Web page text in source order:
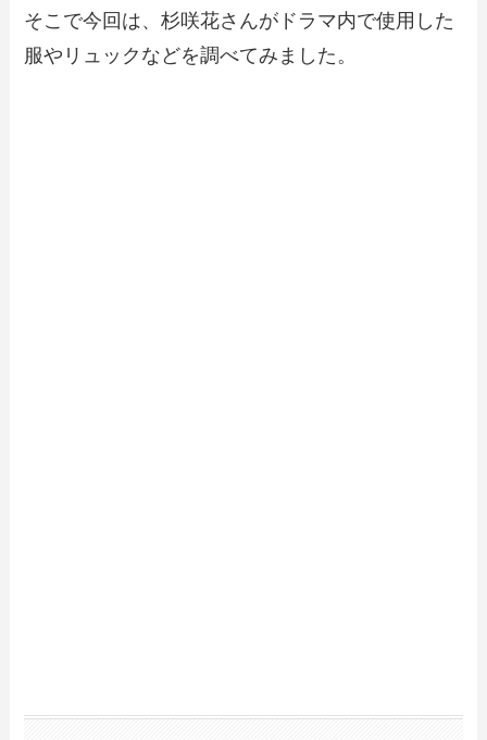
そこで今回は、杉咲花さんがドラマ内で使用した
服やリュックなどを調べてみました。